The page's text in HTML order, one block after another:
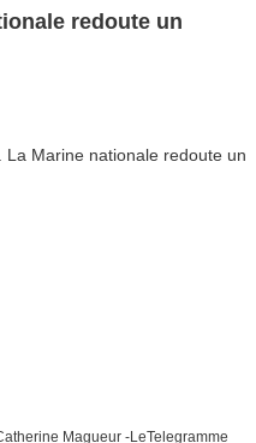
redoute un
Magueur -LeTelegramme